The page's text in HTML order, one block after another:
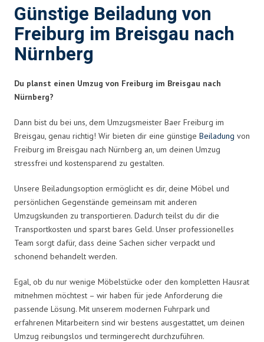
Günstige Beiladung von
Freiburg im Breisgau nach
Nürnberg
Du planst einen Umzug von Freiburg im Breisgau nach
Nürnberg?
Dann bist du bei uns, dem Umzugsmeister Baer Freiburg im
Breisgau, genau richtig! Wir bieten dir eine günstige Beiladung von
Freiburg im Breisgau nach Nürnberg an, um deinen Umzug
stressfrei und kostensparend zu gestalten.
Unsere Beiladungsoption ermöglicht es dir, deine Möbel und
persönlichen Gegenstände gemeinsam mit anderen
Umzugskunden zu transportieren. Dadurch teilst du dir die
Transportkosten und sparst bares Geld. Unser professionelles
Team sorgt dafür, dass deine Sachen sicher verpackt und
schonend behandelt werden.
Egal, ob du nur wenige Möbelstücke oder den kompletten Hausrat
mitnehmen möchtest – wir haben für jede Anforderung die
passende Lösung. Mit unserem modernen Fuhrpark und
erfahrenen Mitarbeitern sind wir bestens ausgestattet, um deinen
Umzug reibungslos und termingerecht durchzuführen.